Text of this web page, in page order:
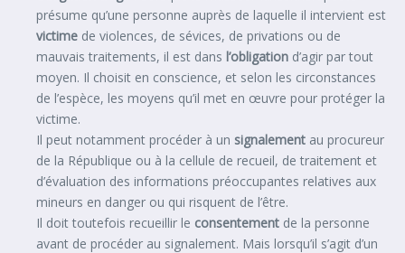
présume qu’une personne auprès de laquelle il intervient est
victime de violences, de sévices, de privations ou de
mauvais traitements, il est dans l’obligation d’agir par tout
moyen. Il choisit en conscience, et selon les circonstances
de l’espèce, les moyens qu’il met en œuvre pour protéger la
victime.
Il peut notamment procéder à un signalement au procureur
de la République ou à la cellule de recueil, de traitement et
d’évaluation des informations préoccupantes relatives aux
mineurs en danger ou qui risquent de l’être.
Il doit toutefois recueillir le consentement de la personne
avant de procéder au signalement. Mais lorsqu’il s’agit d’un